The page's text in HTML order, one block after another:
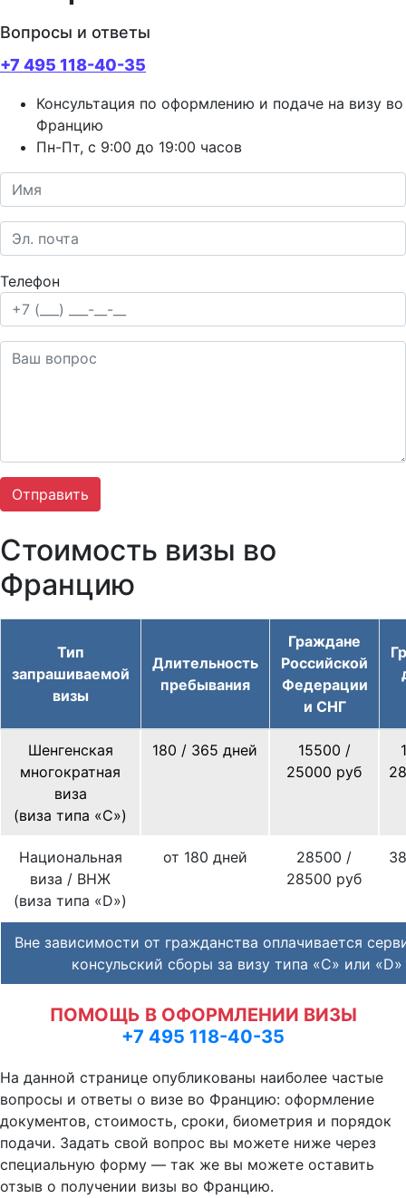
Вопросы и ответы
+7 495 118-40-35
Консультация по оформлению и подаче на визу во
Францию
Пн-Пт, с 9:00 до 19:00 часов
Телефон
Стоимость визы во
Францию
Тип
запрашиваемой
визы
Длительность
пребывания
Граждане
Российской
Федерации
и СНГ
Шенгенская
многократная
виза
(виза типа «С»)
180 / 365 дней
15500 /
25000 руб
Национальная
виза / ВНЖ
(виза типа «D»)
от 180 дней
28500 /
28500 руб
Вне зависимости от гражданства оплачивается
консульский сборы за визу типа «C» или «D»
ПОМОЩЬ В ОФОРМЛЕНИИ ВИЗЫ
+7 495 118-40-35
На данной странице опубликованы наиболее частые
вопросы и ответы о визе во Францию: оформление
документов, стоимость, сроки, биометрия и порядок
подачи. Задать свой вопрос вы можете ниже через
специальную форму — так же вы можете оставить
отзыв о получении визы во Францию.